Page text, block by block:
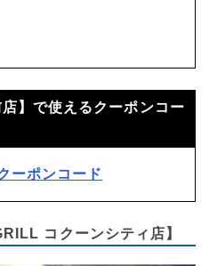
】で使えるクーポンコー
ーポンコード
コクーンシティ店】